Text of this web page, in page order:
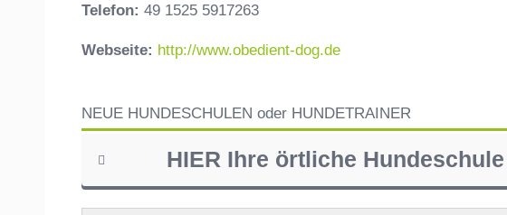
Telefon: 49 1525 5917263
Webseite: http://www.obedient-dog.de
NEUE HUNDESCHULEN oder HUNDETRAINER
HIER Ihre örtliche